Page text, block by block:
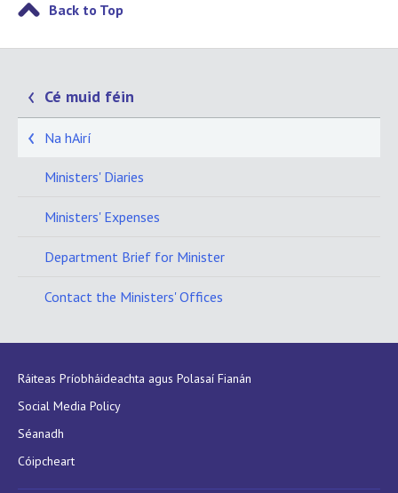
Back to Top
Cé muid féin
Na hAirí
Ministers' Diaries
Ministers' Expenses
Department Brief for Minister
Contact the Ministers' Offices
Ráiteas Príobháideachta agus Polasaí Fianán
Social Media Policy
Séanadh
Cóipcheart